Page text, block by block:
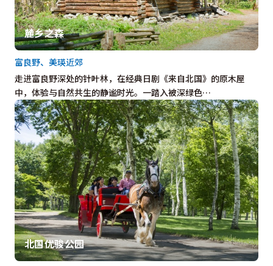
麓乡之森
走进富良野深处的针叶林，在经典日剧《来自北国》的原木屋
中，体验与自然共生的静谧时光。一踏入被深绿色…
富良野、美瑛近郊
北国优骏公园